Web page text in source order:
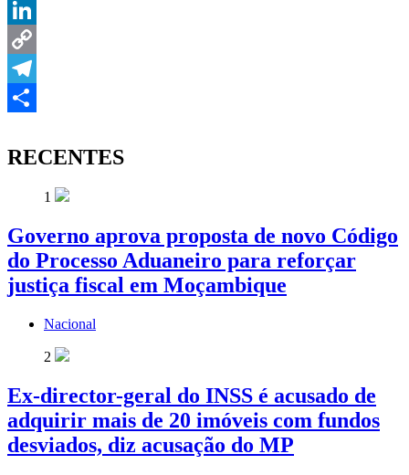
X
LinkedIn
Copy
Link
Telegram
RECENTES
1
Governo aprova proposta de novo Código
do Processo Aduaneiro para reforçar
justiça fiscal em Moçambique
Nacional
2
Ex-director-geral do INSS é acusado de
adquirir mais de 20 imóveis com fundos
desviados, diz acusação do MP